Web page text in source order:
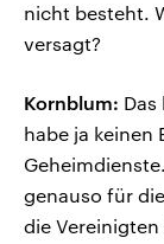
nicht besteht.
versagt?
Kornblum:
habe ja keinen
genauso für
die